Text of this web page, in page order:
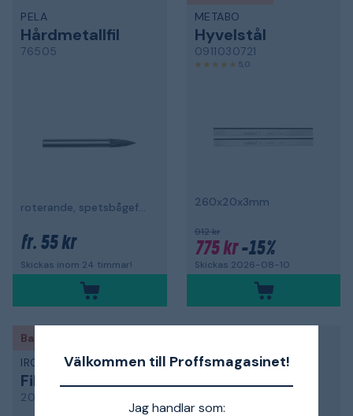
Välkommen till Proffsmagasinet!
Jag handlar som:
PELA
Hårdmetallfil
76505
roterande, spetsbågeformad
fr. 55 kr
Skickas inom 24 timmar!
METABO
Hyvelstål
0911030721
5,0
260x20x3mm
912 kr
775 kr-15%
Skickas 2026-08-10
Back to work
IRONSIDE
Fil
200751
IRONSIDE
Fil